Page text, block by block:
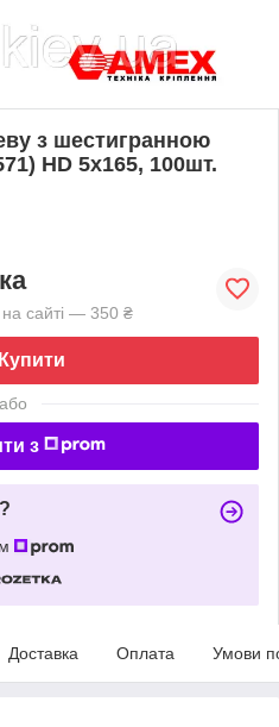
з шестигранною
HD 5x165, 100шт.
сайті — 350 ₴
Купити
або
з
Доставка Оплата Умови